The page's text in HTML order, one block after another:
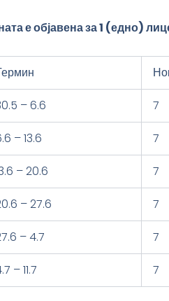
е објавена за 1 (едно)
– 6.6 7
– 13.6 7
– 20.6 7
– 27.6 7
– 4.7 7
– 11.7 7